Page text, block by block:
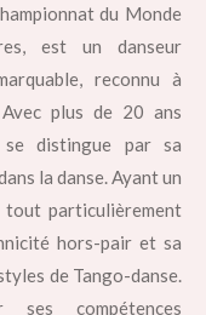
du Monde
est un danseur
reconnu à
plus de 20 ans
se distingue par sa
la danse. Ayant un
tout particulièrement
hors-pair et sa
de Tango-danse.
compétences